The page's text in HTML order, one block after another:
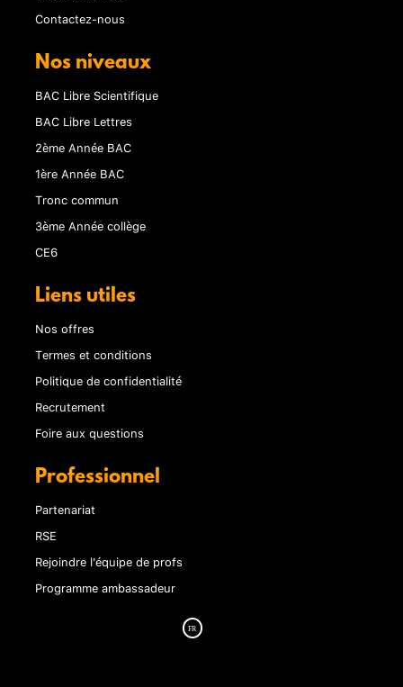
Contactez-nous
Nos niveaux
BAC Libre Scientifique
BAC Libre Lettres
2ème Année BAC
1ère Année BAC
Tronc commun
3ème Année collège
CE6
Liens utiles
Nos offres
Termes et conditions
Politique de confidentialité
Recrutement
Foire aux questions
Professionnel
Partenariat
RSE
Rejoindre l'équipe de profs
Programme ambassadeur